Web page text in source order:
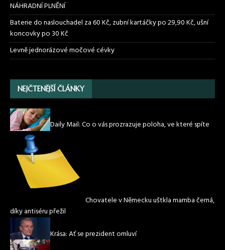
NÁHRADNÍ PLNĚNÍ
Baterie do naslouchadel za 60 Kč, zubní kartáčky po 29,90 Kč, ušní
koncovky po 30 Kč
Levně jednorázové močové cévky
NEJČTENĚJŠÍ ČLÁNKY
Daily Mail: Co o vás prozrazuje poloha, ve které spíte
Chovatele v Německu uštkla mamba černá,
díky antiséru přežil
Krása: Ať se prezident omluví